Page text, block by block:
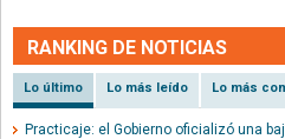
RANKING DE NOTICIAS
Lo último Lo más leído Lo más
Practicaje: el Gobierno oficializó una